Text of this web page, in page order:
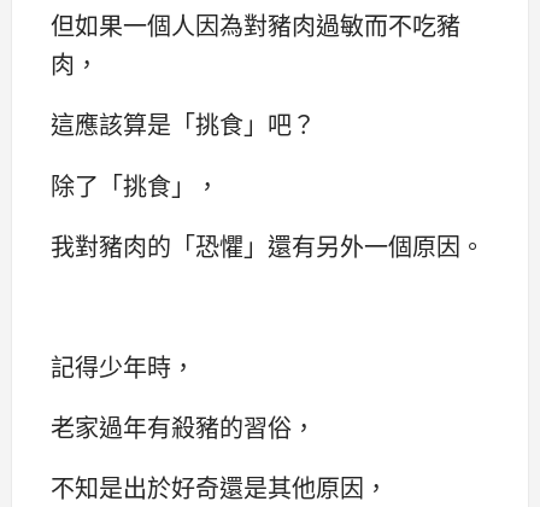
但如果一個人因為對豬肉過敏而不吃豬
肉，
這應該算是「挑食」吧？
除了「挑食」，
我對豬肉的「恐懼」還有另外一個原因。
記得少年時，
老家過年有殺豬的習俗，
不知是出於好奇還是其他原因，